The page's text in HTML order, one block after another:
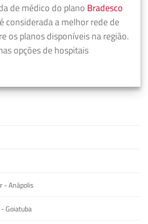
de médico do plano Bradesco
é considerada a melhor rede de
os planos disponíveis na região.
opções de hospitais
- Anápolis
- Goiatuba